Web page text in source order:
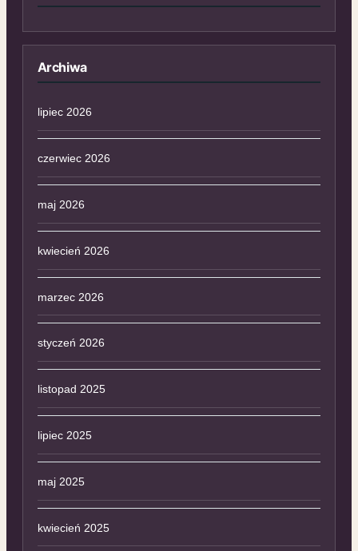
Archiwa
lipiec 2026
czerwiec 2026
maj 2026
kwiecień 2026
marzec 2026
styczeń 2026
listopad 2025
lipiec 2025
maj 2025
kwiecień 2025